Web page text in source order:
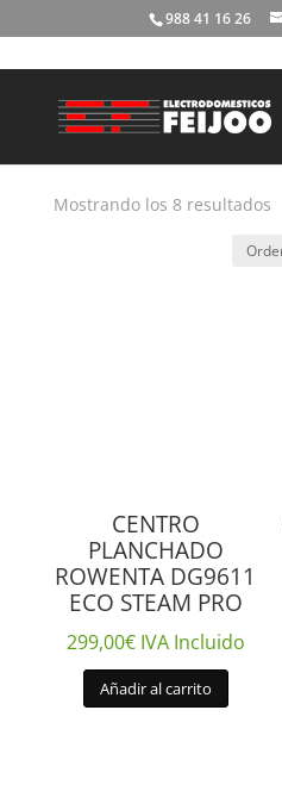
988 41 16 26
Mostrando los 8 resultados
CENTRO
PLANCHADO
ROWENTA DG9611
ECO STEAM PRO
299,00€ IVA Incluido
Añadir al carrito